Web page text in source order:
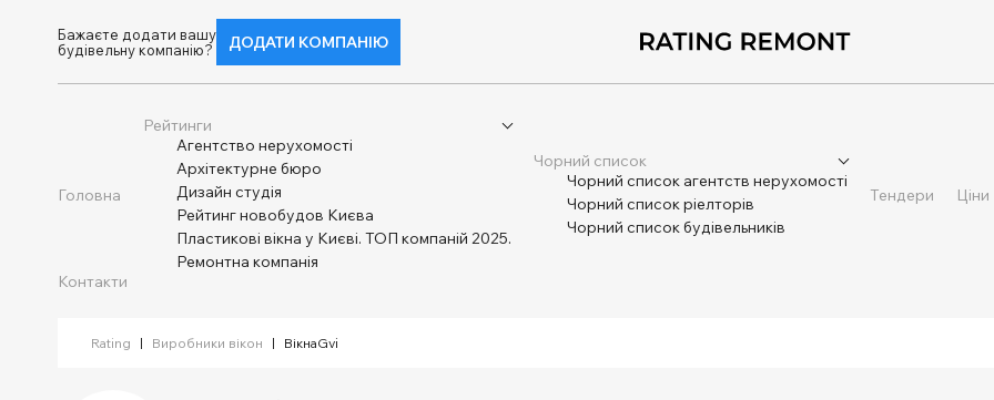
Бажаєте додати вашу
будівельну компанію?
ДОДАТИ КОМПАНІЮ
Головна
Рейтинги
Агентство нерухомості
Архітектурне бюро
Дизайн студія
Рейтинг новобудов Києва
Пластикові вікна у Києві. ТОП компаній 2025.
Ремонтна компанія
Чорний список
Чорний список агентств нерухомості
Чорний список ріелторів
Чорний список будівельників
Тендери Ціни
Контакти
Rating | Виробники вікон | ВікнаGvi